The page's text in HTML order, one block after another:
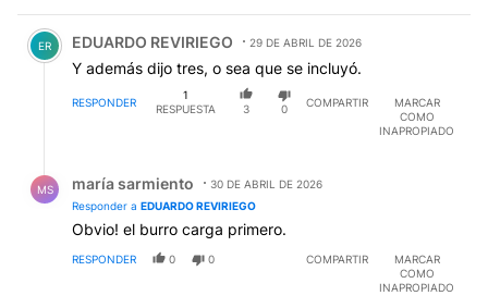
Comentario de EDUARDO REVIRIEGO.
ER EDUARDO REVIRIEGO 29 DE ABRIL DE 2026
Y además dijo tres, o sea que se incluyó.
RESPONDER
1
RESPUESTA
3 0
COMPARTIR
MARCAR
COMO
INAPROPIADO
MS maría sarmiento
30 DE ABRIL DE 2026
Responder a EDUARDO REVIRIEGO
Obvio! el burro carga primero.
RESPONDER 0 0 COMPARTIR
MARCAR
COMO
INAPROPIADO